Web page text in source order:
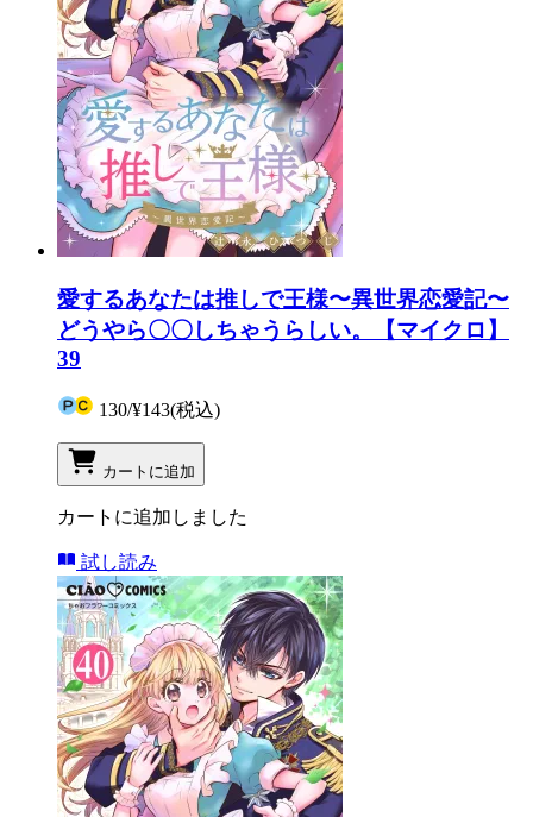
愛するあなたは推しで王様〜異世界恋愛記〜
どうやら〇〇しちゃうらしい。【マイクロ】
39
130/¥143(税込)
カートに追加
カートに追加しました
試し読み